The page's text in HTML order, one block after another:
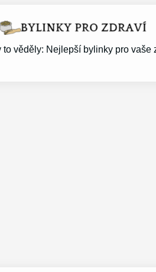
to věděly: Nejlepší bylinky pro vaše